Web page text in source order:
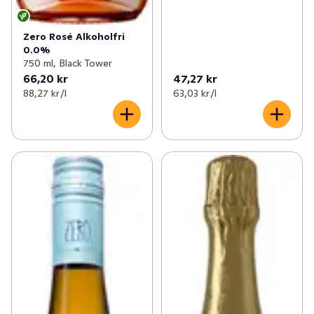
Zero Rosé Alkoholfri
0.0%
750 ml, Black Tower
66,20 kr
88,27 kr /l
47,27 kr
63,03 kr /l